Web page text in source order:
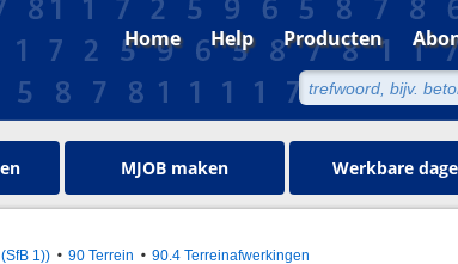
Home Help Producten
MJOB maken Werkbare
1)) 90 Terrein 90.4 Terreinafwerkingen